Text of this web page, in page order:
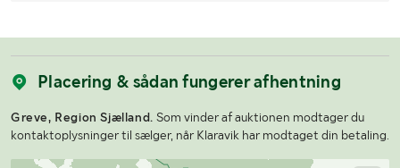
Placering & sådan fungerer afhentning
Greve, Region Sjælland. Som vinder af auktionen modtager du
kontaktoplysninger til sælger, når Klaravik har modtaget din betaling.